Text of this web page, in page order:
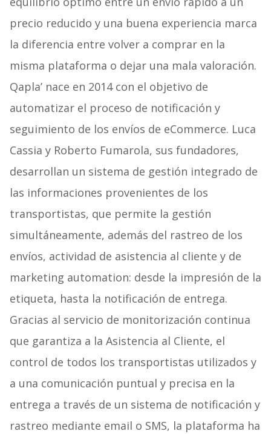
precio reducido y una buena experiencia marca
la diferencia entre volver a comprar en la
misma plataforma o dejar una mala valoración.
Qapla’ nace en 2014 con el objetivo de
automatizar el proceso de notificación y
seguimiento de los envíos de eCommerce. Luca
Cassia y Roberto Fumarola, sus fundadores,
desarrollan un sistema de gestión integrado de
las informaciones provenientes de los
transportistas, que permite la gestión
simultáneamente, además del rastreo de los
envíos, actividad de asistencia al cliente y de
marketing automation: desde la impresión de la
etiqueta, hasta la notificación de entrega.
Gracias al servicio de monitorización continua
que garantiza a la Asistencia al Cliente, el
control de todos los transportistas utilizados y
a una comunicación puntual y precisa en la
entrega a través de un sistema de notificación y
rastreo mediante email o SMS, la plataforma ha